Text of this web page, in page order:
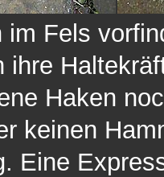
im Fels
ihre
Haken
keinen
Eine